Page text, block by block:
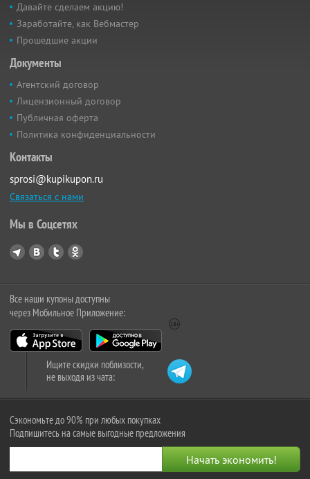
Давайте сделаем акцию!
Заработайте, как Вебмастер
Прошедшие акции
Документы
Агентский договор
Лицензионный договор
Публичная оферта
Политика конфиденциальности
Контакты
sprosi@kupikupon.ru
Связаться с нами
Мы в Соцсетях
Все наши купоны доступны
через Мобильное Приложение:
Ищите скидки поблизости,
не выходя из чата:
Сэкономьте до 90% при любых покупках
Подпишитесь на самые выгодные предложения